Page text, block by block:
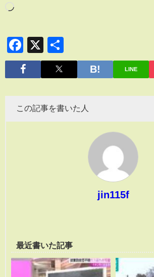
Facebook
X
有
LINE
この記事を書いた人
jin115f
最近書いた記事